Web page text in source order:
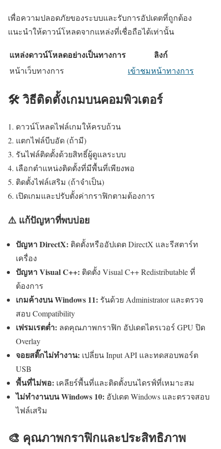
เพื่อความปลอดภัยของระบบและรับการอัปเดตที่ถูกต้อง
แนะนำให้ดาวน์โหลดจากแหล่งที่เชื่อถือได้เท่านั้น
แหล่งดาวน์โหลดอย่างเป็นทางการ ลิงก์
หน้าเว็บทางการ เข้าชมหน้าทางการ
🛠️ วิธีติดตั้งเกมบนคอมพิวเตอร์
ดาวน์โหลดไฟล์เกมให้ครบถ้วน
แตกไฟล์บีบอัด (ถ้ามี)
รันไฟล์ติดตั้งด้วยสิทธิ์ผู้ดูแลระบบ
เลือกตำแหน่งติดตั้งที่มีพื้นที่เพียงพอ
ติดตั้งไฟล์เสริม (ถ้าจำเป็น)
เปิดเกมและปรับตั้งค่ากราฟิกตามต้องการ
⚠️ แก้ปัญหาที่พบบ่อย
ปัญหา DirectX: ติดตั้งหรืออัปเดต DirectX และรีสตาร์ท
เครื่อง
ปัญหา Visual C++: ติดตั้ง Visual C++ Redistributable ที่
ต้องการ
เกมค้างบน Windows 11: รันด้วย Administrator และตรวจ
สอบ Compatibility
เฟรมเรตต่ำ: ลดคุณภาพกราฟิก อัปเดตไดรเวอร์ GPU ปิด
Overlay
จอยสติ๊กไม่ทำงาน: เปลี่ยน Input API และทดสอบพอร์ต
USB
พื้นที่ไม่พอ: เคลียร์พื้นที่และติดตั้งบนไดรฟ์ที่เหมาะสม
ไม่ทำงานบน Windows 10: อัปเดต Windows และตรวจสอบ
ไฟล์เสริม
🎨 คุณภาพกราฟิกและประสิทธิภาพ